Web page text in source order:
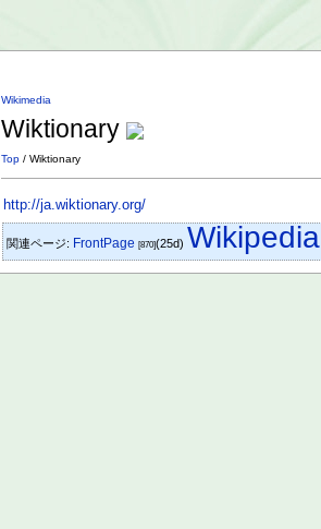
Wikimedia
Wiktionary
Top / Wiktionary
http://ja.wiktionary.org/
関連ページ: FrontPage [870](25d) Wikipedia